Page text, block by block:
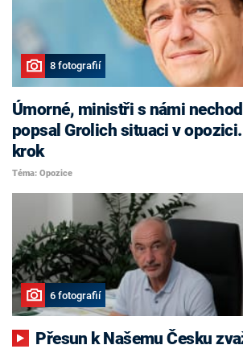
8 fotografií
Úmorné, ministři s námi
popsal Grolich situaci v
krok
Téma: Opozice
6 fotografií